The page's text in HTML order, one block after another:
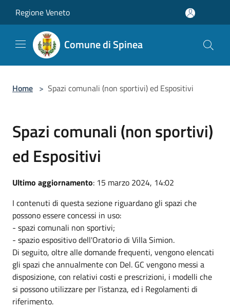
Regione Veneto
Comune di Spinea
Home > Spazi comunali (non sportivi) ed Espositivi
Spazi comunali (non sportivi)
ed Espositivi
Ultimo aggiornamento: 15 marzo 2024, 14:02
I contenuti di questa sezione riguardano gli spazi che
possono essere concessi in uso:
- spazi comunali non sportivi;
- spazio espositivo dell'Oratorio di Villa Simion.
Di seguito, oltre alle domande frequenti, vengono elencati
gli spazi che annualmente con Del. GC vengono messi a
disposizione, con relativi costi e prescrizioni, i modelli che
si possono utilizzare per l'istanza, ed i Regolamenti di
riferimento.